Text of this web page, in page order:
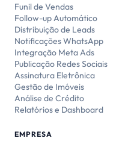
Funil de Vendas
Follow-up Automático
Distribuição de Leads
Notificações WhatsApp
Integração Meta Ads
Publicação Redes Sociais
Assinatura Eletrônica
Gestão de Imóveis
Análise de Crédito
Relatórios e Dashboard
EMPRESA